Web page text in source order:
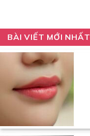
BÀI VIẾT MỚI NHẤT